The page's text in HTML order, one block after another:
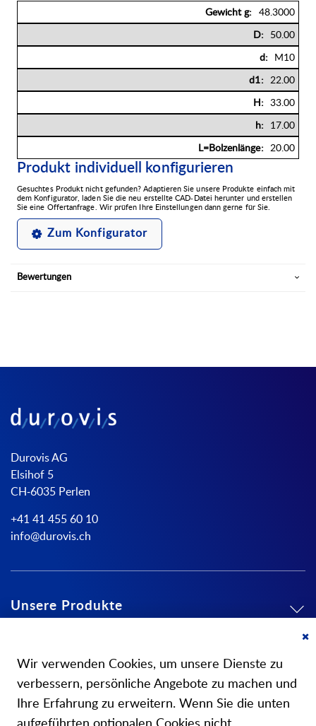
48.3000
50.00
M10
22.00
33.00
17.00
20.00
Produkt individuell konfigurieren
Gesuchtes Produkt nicht gefunden? Adaptieren Sie unsere Produkte einfach mit
dem Konfigurator, laden Sie die neu erstellte CAD-Datei herunter und erstellen
Sie eine Offertanfrage. Wir prüfen Ihre Einstellungen dann gerne für Sie.
Zum Konfigurator
Bewertungen
Durovis AG
Elsihof 5
CH-6035 Perlen
+41 41 455 60 10
info@durovis.ch
Unsere Produkte
Über uns
Wir verwenden Cookies, um unsere Dienste zu
verbessern, persönliche Angebote zu machen und
Ihre Erfahrung zu erweitern. Wenn Sie die unten